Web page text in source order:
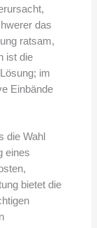
das
ratsam,
ist die
im
Einbände
die Wahl
eines
bietet die